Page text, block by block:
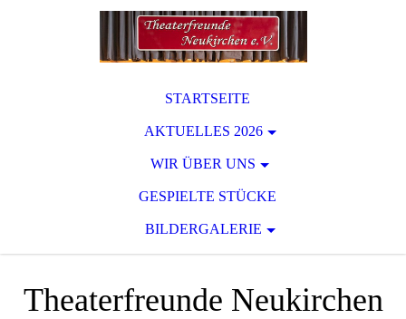
STARTSEITE
AKTUELLES 2026
WIR ÜBER UNS
GESPIELTE STÜCKE
BILDERGALERIE
Theaterfreunde Neukirchen